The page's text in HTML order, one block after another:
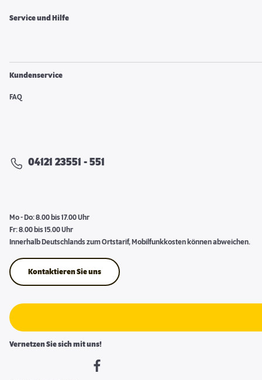
Service und Hilfe
Kundenservice
FAQ
04121 23551 - 551
Mo - Do: 8.00 bis 17.00 Uhr
Fr: 8.00 bis 15.00 Uhr
Innerhalb Deutschlands zum Ortstarif, Mobilfunkkosten können abweichen.
Kontaktieren Sie uns
Vernetzen Sie sich mit uns!